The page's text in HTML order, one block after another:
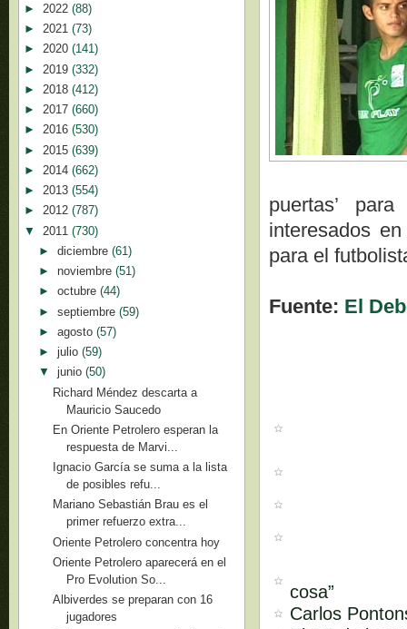
puertas’
interesados
para el
Fuente: El
cosa”
Carlos
► 2022 (88)
► 2021 (73)
► 2020 (141)
► 2019 (332)
► 2018 (412)
► 2017 (660)
► 2016 (530)
► 2015 (639)
► 2014 (662)
► 2013 (554)
► 2012 (787)
▼ 2011 (730)
► diciembre (61)
► noviembre (51)
► octubre (44)
► septiembre (59)
► agosto (57)
► julio (59)
▼ junio (50)
Richard Méndez descarta a
Mauricio Saucedo
En Oriente Petrolero esperan la
respuesta de Marvi...
Ignacio García se suma a la lista
de posibles refu...
Mariano Sebastián Brau es el
primer refuerzo extra...
Oriente Petrolero concentra hoy
Oriente Petrolero aparecerá en el
Pro Evolution So...
Albiverdes se preparan con 16
jugadores